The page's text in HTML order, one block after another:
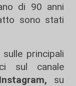
di 90 anni
sono stati
sulle principali
sul canale
, su